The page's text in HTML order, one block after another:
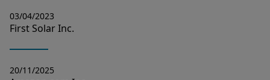
03/04/2023
First Solar Inc.
20/11/2025